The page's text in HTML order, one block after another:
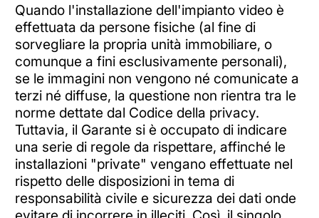
Quando l'installazione dell'impianto video è
effettuata da persone fisiche (al fine di
sorvegliare la propria unità immobiliare, o
comunque a fini esclusivamente personali),
se le immagini non vengono né comunicate a
terzi né diffuse, la questione non rientra tra le
norme dettate dal Codice della privacy.
Tuttavia, il Garante si è occupato di indicare
una serie di regole da rispettare, affinché le
installazioni "private" vengano effettuate nel
rispetto delle disposizioni in tema di
responsabilità civile e sicurezza dei dati onde